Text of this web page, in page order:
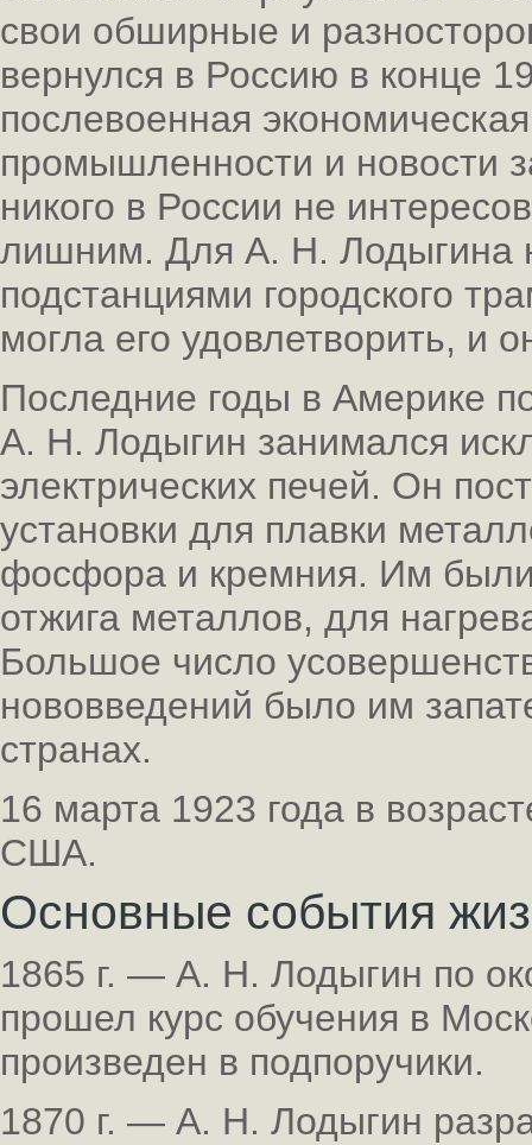
свои обширные и
вернулся в Россию в конце
послевоенная
промышленности и новости
никого в России не
лишним. Для А. Н. Лодыгина
подстанциями городского
могла его удовлетворить, и
Последние годы в Америке
А. Н. Лодыгин занимался
электрических печей. Он
установки для плавки
фосфора и кремния. Им
отжига металлов, для
Большое число
нововведений было им
странах.
16 марта 1923 года в
США.
Основные события
1865 г. — А. Н. Лодыгин по
прошел курс обучения в
произведен в подпоручики.
1870 г. — А. Н. Лодыгин